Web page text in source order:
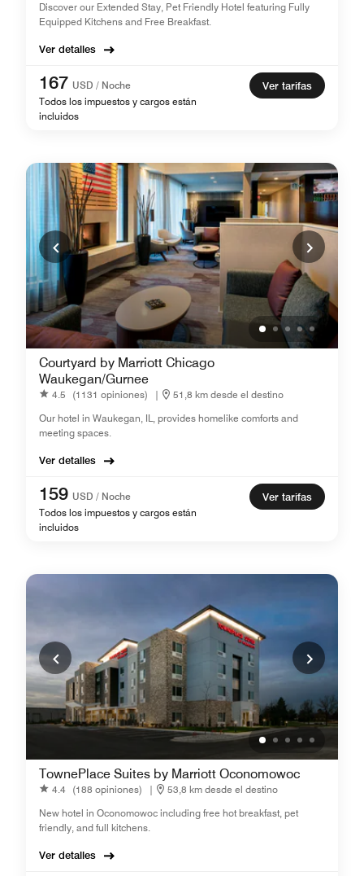
Discover our Extended Stay, Pet Friendly Hotel featuring Fully
Equipped Kitchens and Free Breakfast.
Ver detalles
167 USD / Noche
Todos los impuestos y cargos están
incluidos
Ver tarifas
Courtyard by Marriott Chicago
Waukegan/Gurnee
4.5 (1131 opiniones) |
51,8 km desde el destino
Our hotel in Waukegan, IL, provides homelike comforts and
meeting spaces.
Ver detalles
159 USD / Noche
Todos los impuestos y cargos están
incluidos
Ver tarifas
TownePlace Suites by Marriott Oconomowoc
4.4 (188 opiniones) |
53,8 km desde el destino
New hotel in Oconomowoc including free hot breakfast, pet
friendly, and full kitchens.
Ver detalles